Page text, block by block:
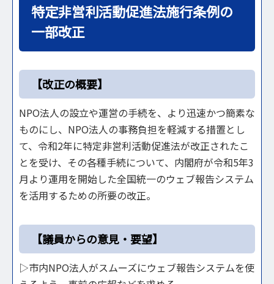
特定非営利活動促進法施行条例の
一部改正
【改正の概要】
NPO法人の設立や運営の手続を、より迅速かつ簡素な
ものにし、NPO法人の事務負担を軽減する措置とし
て、令和2年に特定非営利活動促進法が改正されたこ
とを受け、その各種手続について、内閣府が令和5年3
月より運用を開始した全国統一のウェブ報告システム
を活用するための所要の改正。
【議員からの意見・要望】
▷市内NPO法人がスムーズにウェブ報告システムを使